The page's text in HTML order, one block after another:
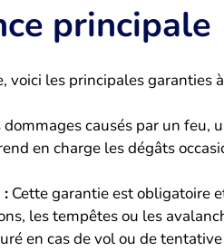
principale
voici les principales garanties
causés par un feu,
en charge les dégâts
: Cette garantie est obligatoire
les tempêtes ou les
en cas de vol ou de